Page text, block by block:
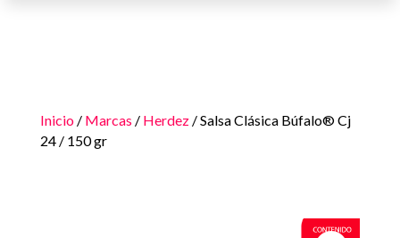
Inicio/ Marcas / Herdez/ Salsa Clásica Búfalo® Cj
24 / 150 gr